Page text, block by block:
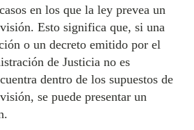
en los que la ley prevea un
Esto significa que, si una
o un decreto emitido por el
de Justicia no es
dentro de los supuestos de
se puede presentar un